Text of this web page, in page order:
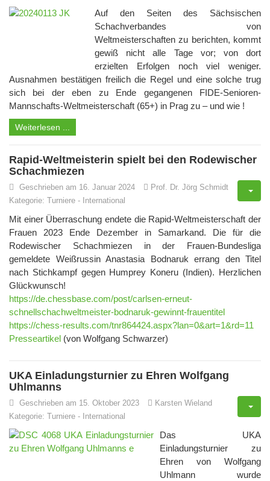
Auf den Seiten des Sächsischen
Schachverbandes von
Weltmeisterschaften zu berichten, kommt
gewiß nicht alle Tage vor; von dort
erzielten Erfolgen noch viel weniger.
Ausnahmen bestätigen freilich die Regel und eine solche trug
sich bei der eben zu Ende gegangenen FIDE-Senioren-
Mannschafts-Weltmeisterschaft (65+) in Prag zu – und wie !
Weiterlesen ...
Rapid-Weltmeisterin spielt bei den Rodewischer
Schachmiezen
Geschrieben am 16. Januar 2024
Prof. Dr. Jörg Schmidt
Kategorie: Turniere - International
Mit einer Überraschung endete die Rapid-Weltmeisterschaft der
Frauen 2023 Ende Dezember in Samarkand. Die für die
Rodewischer Schachmiezen in der Frauen-Bundesliga
gemeldete Weißrussin Anastasia Bodnaruk errang den Titel
nach Stichkampf gegen Humprey Koneru (Indien). Herzlichen
Glückwunsch!
https://de.chessbase.com/post/carlsen-erneut-
schnellschachweltmeister-bodnaruk-gewinnt-frauentitel
https://chess-results.com/tnr864424.aspx?lan=0&art=1&rd=11
Presseartikel (von Wolfgang Schwarzer)
UKA Einladungsturnier zu Ehren Wolfgang
Uhlmanns
Geschrieben am 15. Oktober 2023
Karsten Wieland
Kategorie: Turniere - International
Das UKA
Einladungsturnier zu
Ehren von Wolfgang
Uhlmann wurde